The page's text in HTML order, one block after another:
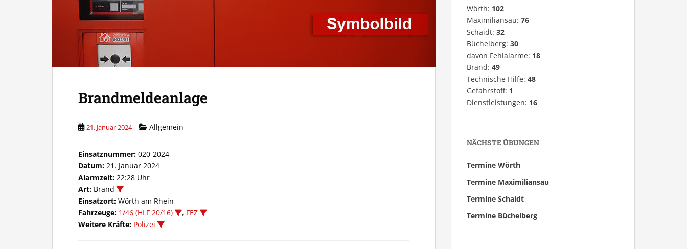
Brandmeldeanlage
21. Januar 2024 Allgemein
Einsatznummer: 020-2024
Datum: 21. Januar 2024
Alarmzeit: 22:28 Uhr
Art: Brand
Einsatzort: Wörth am Rhein
Fahrzeuge: 1/46 (HLF 20/16) , FEZ
Weitere Kräfte: Polizei
Wörth: 102
Maximiliansau: 76
Schaidt: 32
Büchelberg: 30
davon Fehlalarme: 18
Brand: 49
Technische Hilfe: 48
Gefahrstoff: 1
Dienstleistungen: 16
NÄCHSTE ÜBUNGEN
Termine Wörth
Termine Maximiliansau
Termine Schaidt
Termine Büchelberg